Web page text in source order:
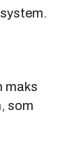
maks
som